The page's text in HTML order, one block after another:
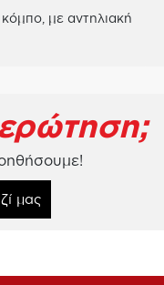
με αντηλιακή
μας